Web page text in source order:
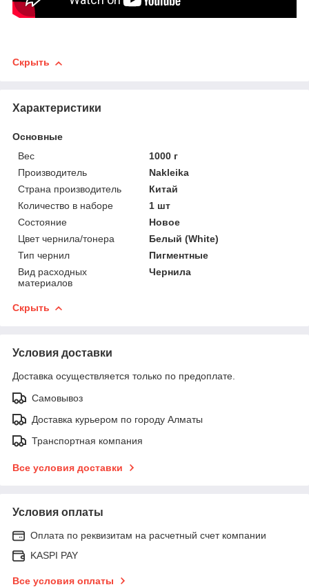
Скрыть
Характеристики
Основные
Вес
1000 г
Производитель
Nakleika
Страна производитель
Китай
Количество в наборе
1 шт
Состояние
Новое
Цвет чернила/тонера
Белый (White)
Тип чернил
Пигментные
Вид расходных
материалов
Чернила
Скрыть
Условия доставки
Доставка осуществляется только по предоплате.
Самовывоз
Доставка курьером по городу Алматы
Транспортная компания
Все условия доставки
Условия оплаты
Оплата по реквизитам на расчетный счет компании
KASPI PAY
Все условия оплаты